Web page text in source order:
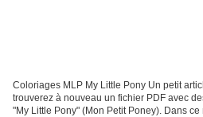
Coloriages MLP My Little Pony Un petit
trouverez à nouveau un fichier PDF avec
"My Little Pony" (Mon Petit Poney). Dans ce